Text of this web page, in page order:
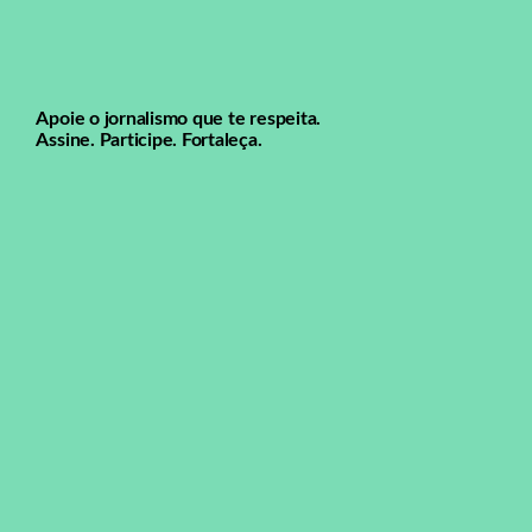
Apoie o jornalismo que te respeita.
Assine. Participe. Fortaleça.